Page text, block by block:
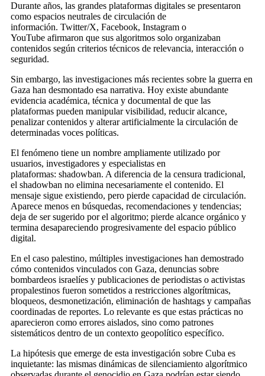
Durante años, las grandes plataformas digitales se presentaron
como espacios neutrales de circulación de
información. Twitter/X, Facebook, Instagram o
YouTube afirmaron que sus algoritmos solo organizaban
contenidos según criterios técnicos de relevancia, interacción o
seguridad.
Sin embargo, las investigaciones más recientes sobre la guerra en
Gaza han desmontado esa narrativa. Hoy existe abundante
evidencia académica, técnica y documental de que las
plataformas pueden manipular visibilidad, reducir alcance,
penalizar contenidos y alterar artificialmente la circulación de
determinadas voces políticas.
El fenómeno tiene un nombre ampliamente utilizado por
usuarios, investigadores y especialistas en
plataformas: shadowban. A diferencia de la censura tradicional,
el shadowban no elimina necesariamente el contenido. El
mensaje sigue existiendo, pero pierde capacidad de circulación.
Aparece menos en búsquedas, recomendaciones y tendencias;
deja de ser sugerido por el algoritmo; pierde alcance orgánico y
termina desapareciendo progresivamente del espacio público
digital.
En el caso palestino, múltiples investigaciones han demostrado
cómo contenidos vinculados con Gaza, denuncias sobre
bombardeos israelíes y publicaciones de periodistas o activistas
propalestinos fueron sometidos a restricciones algorítmicas,
bloqueos, desmonetización, eliminación de hashtags y campañas
coordinadas de reportes. Lo relevante es que estas prácticas no
aparecieron como errores aislados, sino como patrones
sistemáticos dentro de un contexto geopolítico específico.
La hipótesis que emerge de esta investigación sobre Cuba es
inquietante: las mismas dinámicas de silenciamiento algorítmico